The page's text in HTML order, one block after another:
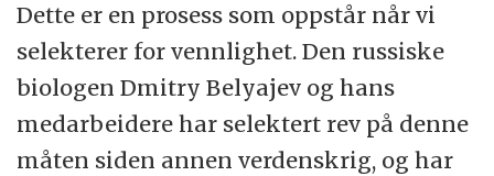
Dette er en prosess som oppstår når vi
selekterer for vennlighet. Den russiske
biologen Dmitry Belyajev og hans
medarbeidere har selektert rev på denne
måten siden annen verdenskrig, og har